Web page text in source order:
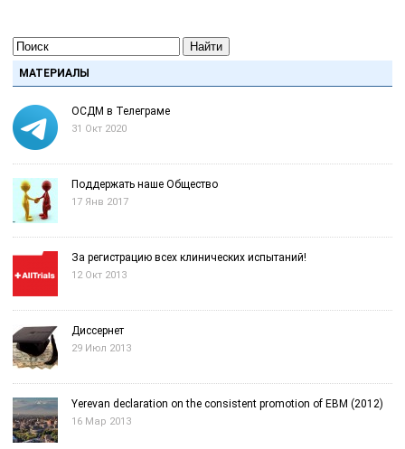
Найти
МАТЕРИАЛЫ
ОСДМ в Телеграме
31 Окт 2020
Поддержать наше Общество
17 Янв 2017
За регистрацию всех клинических испытаний!
12 Окт 2013
Диссернет
29 Июл 2013
Yerevan declaration on the consistent promotion of EBM (2012)
16 Мар 2013